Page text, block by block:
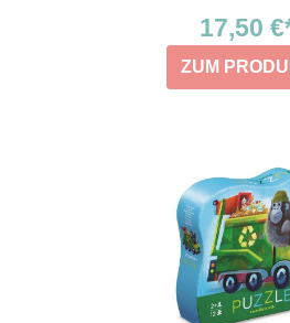
17,50
ZUM